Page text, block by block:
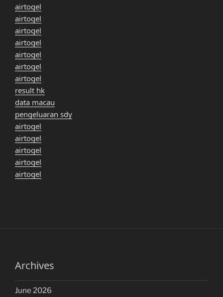
airtogel
airtogel
airtogel
airtogel
airtogel
airtogel
airtogel
result hk
data macau
pengeluaran sdy
airtogel
airtogel
airtogel
airtogel
airtogel
Archives
June 2026